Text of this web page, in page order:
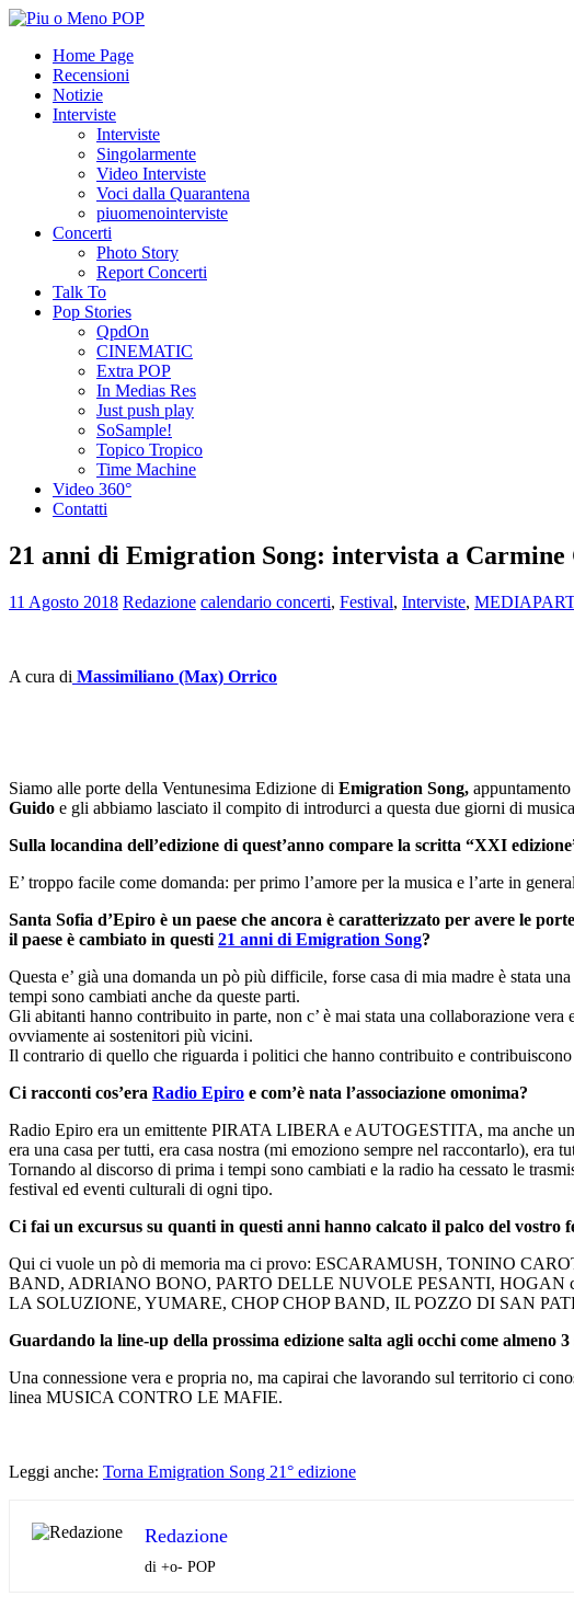
Home Page
Recensioni
Notizie
Interviste
Interviste
Singolarmente
Video Interviste
Voci dalla Quarantena
piuomenointerviste
Concerti
Photo Story
Report Concerti
Talk To
Pop Stories
QpdOn
CINEMATIC
Extra POP
In Medias Res
Just push play
SoSample!
Topico Tropico
Time Machine
Video 360°
Contatti
21 anni di Emigration Song: intervista a Carmine
11 Agosto 2018 Redazione calendario concerti, Festival, Interviste,
A cura di Massimiliano (Max) Orrico
Siamo alle porte della Ventunesima Edizione di Emigration Song,
Guido e gli abbiamo lasciato il compito di introdurci a questa due giorni di
Sulla locandina dell’edizione di quest’anno compare la scritta “XXI
E’ troppo facile come domanda: per primo l’amore per la musica e l’arte in
Santa Sofia d’Epiro è un paese che ancora è caratterizzato per avere le
il paese è cambiato in questi 21 anni di Emigration Song?
Questa e’ già una domanda un pò più difficile, forse casa di mia madre è stata
tempi sono cambiati anche da queste parti.
Gli abitanti hanno contribuito in parte, non c’ è mai stata una collaborazione
ovviamente ai sostenitori più vicini.
Il contrario di quello che riguarda i politici che hanno contribuito e
Ci racconti cos’era Radio Epiro e com’è nata l’associazione omonima?
Radio Epiro era un emittente PIRATA LIBERA e AUTOGESTITA, ma anche
era una casa per tutti, era casa nostra (mi emoziono sempre nel raccontarlo), era
Tornando al discorso di prima i tempi sono cambiati e la radio ha cessato le
festival ed eventi culturali di ogni tipo.
Ci fai un excursus su quanti in questi anni hanno calcato il palco del vostro
Qui ci vuole un pò di memoria ma ci provo: ESCARAMUSH, TONINO
BAND, ADRIANO BONO, PARTO DELLE NUVOLE PESANTI, HOGAN
LA SOLUZIONE, YUMARE, CHOP CHOP BAND, IL POZZO DI SAN
Guardando la line-up della prossima edizione salta agli occhi come almeno
Una connessione vera e propria no, ma capirai che lavorando sul territorio ci
linea MUSICA CONTRO LE MAFIE.
Leggi anche: Torna Emigration Song 21° edizione
Redazione
di +o- POP